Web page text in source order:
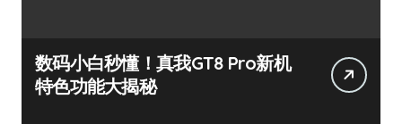
数码小白秒懂！真我GT8 Pro新机
特色功能大揭秘